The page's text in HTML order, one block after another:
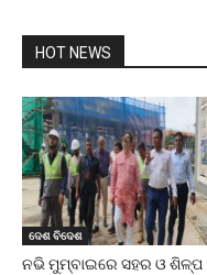
HOT NEWS
ଦେଶ ବିଦେଶ
ନଭି ମୁମ୍ବାଇରେ ସହର ଓ ଶିଳ୍ପ